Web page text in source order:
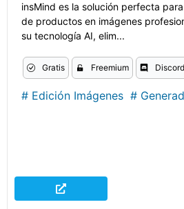
insMind es la solución perfecta
de productos en imágenes
su tecnología AI, elim...
Gratis Freemium Discord
# Edición Imágenes #